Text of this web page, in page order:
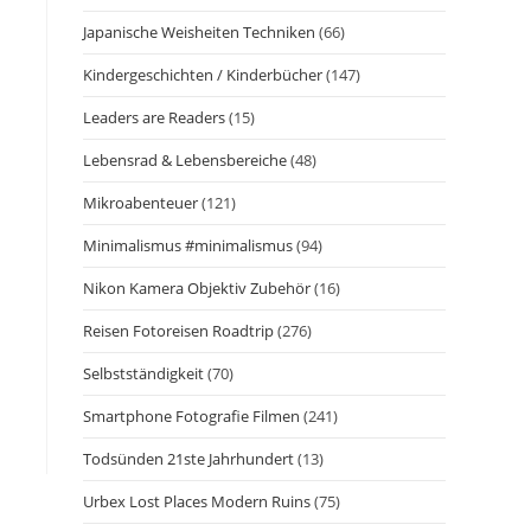
Japanische Weisheiten Techniken (66)
Kindergeschichten / Kinderbücher(147)
Leaders are Readers(15)
Lebensrad & Lebensbereiche(48)
Mikroabenteuer(121)
Minimalismus #minimalismus(94)
Nikon Kamera Objektiv Zubehör(16)
Reisen Fotoreisen Roadtrip(276)
Selbstständigkeit(70)
Smartphone Fotografie Filmen (241)
Todsünden 21ste Jahrhundert(13)
Urbex Lost Places Modern Ruins(75)